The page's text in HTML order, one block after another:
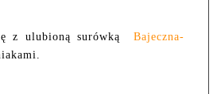
z ulubioną surówkąBajeczna-